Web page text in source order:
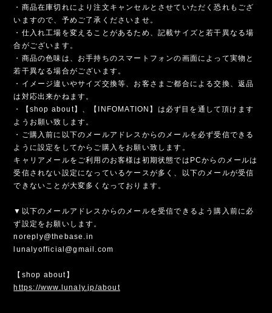
・商品在庫切れにより注文キャンセルとさせていただく恐れもござ
いますので、予めご了承くださいませ。
・仕入れ工場を変えることがあるため、記載サイズと若干異なる場
合がございます。
・商品の色味は、お手持ちのスマートフォンの画面によって実物と
若干異なる場合がございます。
・イメージ違いやサイズ交換等、お客さまご都合による交換、返品
は対応出来かねます。
・【shop about】、【INFOMATION】は必ず目を通して頂けます
ようお願い致します。
・ご購入前に以下のメールアドレスからのメールを必ず受信できる
ように設定をしてからご購入をお願い致します。
キャリアメールをご利用のお客様は初期状態ではPCからのメールは
受信されない設定になっているケースが多く、以下のメールが受信
できないことが大変多くなっております。
▼以下のメールアドレスからのメールを受信できるよう購入前に必
ず設定をお願いします。
noreply@thebase.in
lunalyofficial@gmail.com
【shop about】
https://www.lunaly.jp/about